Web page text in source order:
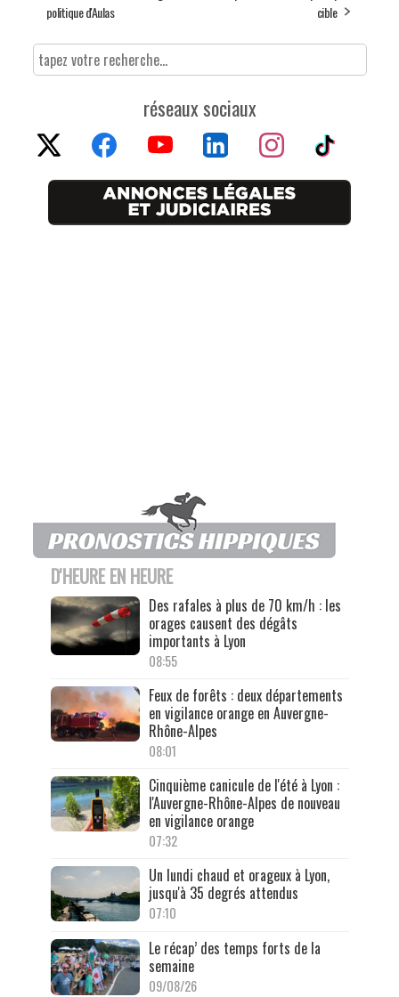
politique d'Aulas
cible
réseaux sociaux
D'HEURE EN HEURE
Des rafales à plus de 70 km/h : les
orages causent des dégâts
importants à Lyon
08:55
Feux de forêts : deux départements
en vigilance orange en Auvergne-
Rhône-Alpes
08:01
Cinquième canicule de l'été à Lyon :
l'Auvergne-Rhône-Alpes de nouveau
en vigilance orange
07:32
Un lundi chaud et orageux à Lyon,
jusqu'à 35 degrés attendus
07:10
Le récap’ des temps forts de la
semaine
09/08/26